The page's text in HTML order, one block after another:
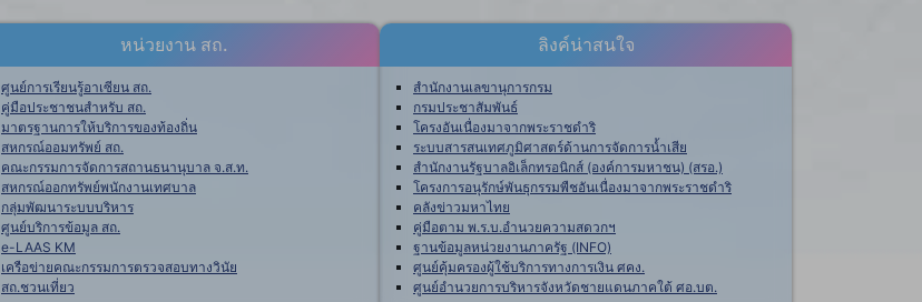
หน่วยงาน สถ.
ศูนย์การเรียนรู้อาเซียน สถ.
คู่มือประชาชนสำหรับ สถ.
มาตรฐานการให้บริการของท้องถิ่น
สหกรณ์ออมทรัพย์ สถ.
คณะกรรมการจัดการสถานธนานุบาล จ.ส.ท.
สหกรณ์ออกทรัพย์พนักงานเทศบาล
กลุ่มพัฒนาระบบบริหาร
ศูนย์บริการข้อมูล สถ.
e-LAAS KM
เครือข่ายคณะกรรมการตรวจสอบทางวินัย
สถ.ชวนเที่ยว
ลิงค์น่าสนใจ
สำนักงานเลขานุการกรม
กรมประชาสัมพันธ์
โครงอันเนื่องมาจากพระราชดำริ
ระบบสารสนเทศภูมิศาสตร์ด้านการจัดการน้ำเสีย
สำนักงานรัฐบาลอิเล็กทรอนิกส์ (องค์การมหาชน) (สรอ.)
โครงการอนุรักษ์พันธุกรรมพืชอันเนื่องมาจากพระราชดำริ
คลังข่าวมหาไทย
คู่มือตาม พ.ร.บ.อำนวยความสดวกฯ
ฐานข้อมูลหน่วยงานภาครัฐ (INFO)
ศูนย์คุ้มครองผู้ใช้บริการทางการเงิน ศคง.
ศูนย์อำนวยการบริหารจังหวัดชายแดนภาคใต้ ศอ.บต.